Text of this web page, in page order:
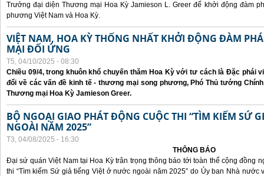
Trưởng đại diện Thương mại Hoa Kỳ Jamieson L. Greer để khởi động đàm
phương Việt Nam và Hoa Kỳ.
VIỆT NAM, HOA KỲ THỐNG NHẤT KHỞI ĐỘNG ĐÀM
MẠI ĐỐI ỨNG
T5, 04/10/2025 - 08:30
Chiều 09/4, trong khuôn khổ chuyến thăm Hoa Kỳ với tư cách là Đặc phái
đổi về các vấn đề kinh tế - thương mại song phương, Phó Thủ tướng
Thương mại Hoa Kỳ Jamieson Greer.
BỘ NGOẠI GIAO PHÁT ĐỘNG CUỘC THI “TÌM KIẾM SỨ
NGOÀI NĂM 2025”
T3, 04/08/2025 - 16:30
THÔNG BÁO
Đại sứ quán Việt Nam tại Hoa Kỳ trân trọng thông báo tới toàn thể cộng đồng
thi “Tìm kiếm Sứ giả tiếng Việt ở nước ngoài năm 2025” do Ủy ban Nhà